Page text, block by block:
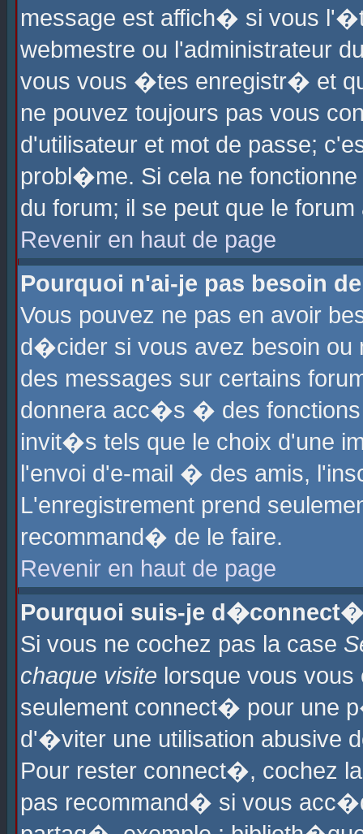
message est affich� si vous
webmestre ou l'administrateur
vous vous �tes enregistr� et
ne pouvez toujours pas vous
d'utilisateur et mot de passe;
probl�me. Si cela ne
du forum; il se peut que le
Revenir en haut de page
Pourquoi n'ai-je pas besoin
Vous pouvez ne pas en avoir
d�cider si vous avez besoin ou
des messages sur certains
donnera acc�s � des fonctions
invit�s tels que le choix d'une
l'envoi d'e-mail � des amis,
L'enregistrement prend
recommand� de le faire.
Revenir en haut de page
Pourquoi suis-je
Si vous ne cochez pas la case
chaque visite lorsque vous
seulement connect� pour une
d'�viter une utilisation abusive
Pour rester connect�, cochez
pas recommand� si vous